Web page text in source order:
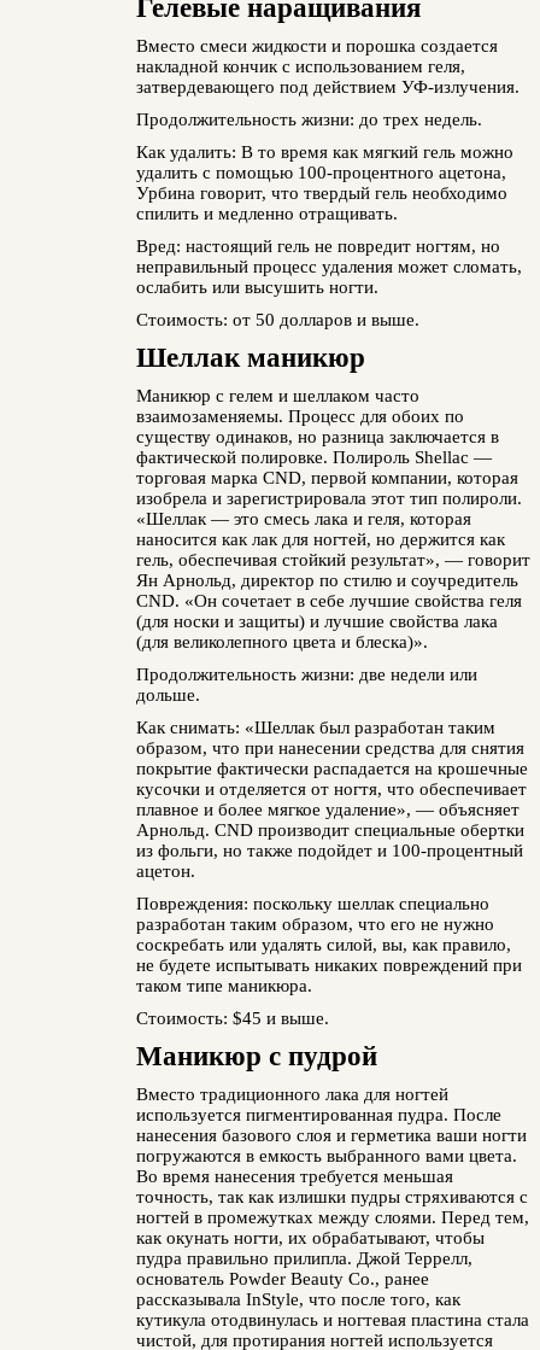
Гелевые наращивания
Вместо смеси жидкости и порошка создается
накладной кончик с использованием геля,
затвердевающего под действием УФ-излучения.
Продолжительность жизни: до трех недель.
Как удалить: В то время как мягкий гель можно
удалить с помощью 100-процентного ацетона,
Урбина говорит, что твердый гель необходимо
спилить и медленно отращивать.
Вред: настоящий гель не повредит ногтям, но
неправильный процесс удаления может сломать,
ослабить или высушить ногти.
Стоимость: от 50 долларов и выше.
Шеллак маникюр
Маникюр с гелем и шеллаком часто
взаимозаменяемы. Процесс для обоих по
существу одинаков, но разница заключается в
фактической полировке. Полироль Shellac —
торговая марка CND, первой компании, которая
изобрела и зарегистрировала этот тип полироли.
«Шеллак — это смесь лака и геля, которая
наносится как лак для ногтей, но держится как
гель, обеспечивая стойкий результат», — говорит
Ян Арнольд, директор по стилю и соучредитель
CND. «Он сочетает в себе лучшие свойства геля
(для носки и защиты) и лучшие свойства лака
(для великолепного цвета и блеска)».
Продолжительность жизни: две недели или
дольше.
Как снимать: «Шеллак был разработан таким
образом, что при нанесении средства для снятия
покрытие фактически распадается на крошечные
кусочки и отделяется от ногтя, что обеспечивает
плавное и более мягкое удаление», — объясняет
Арнольд. CND производит специальные обертки
из фольги, но также подойдет и 100-процентный
ацетон.
Повреждения: поскольку шеллак специально
разработан таким образом, что его не нужно
соскребать или удалять силой, вы, как правило,
не будете испытывать никаких повреждений при
таком типе маникюра.
Стоимость: $45 и выше.
Маникюр с пудрой
Вместо традиционного лака для ногтей
используется пигментированная пудра. После
нанесения базового слоя и герметика ваши ногти
погружаются в емкость выбранного вами цвета.
Во время нанесения требуется меньшая
точность, так как излишки пудры стряхиваются с
ногтей в промежутках между слоями. Перед тем,
как окунать ногти, их обрабатывают, чтобы
пудра правильно прилипла. Джой Террелл,
основатель Powder Beauty Co., ранее
рассказывала InStyle, что после того, как
кутикула отодвинулась и ногтевая пластина стала
чистой, для протирания ногтей используется